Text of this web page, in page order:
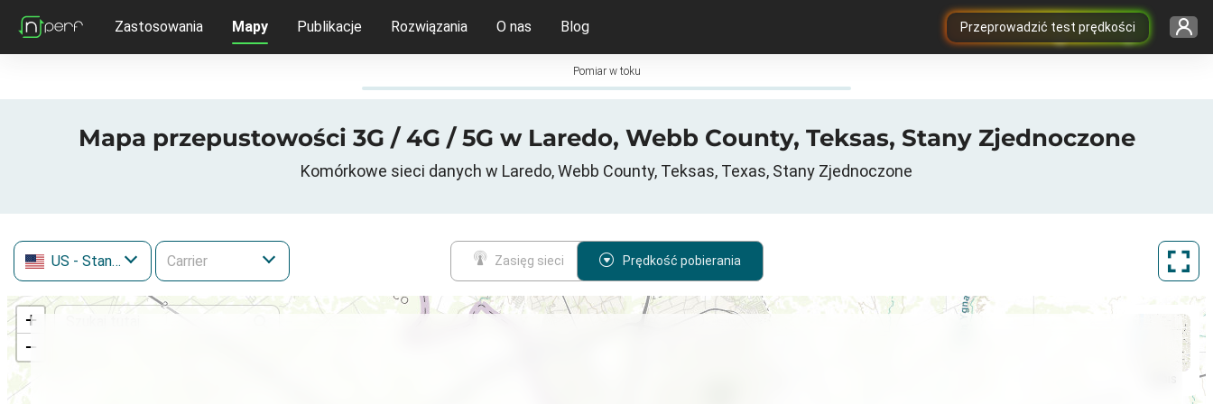
Przeprowadzić test prędkości
Zastosowania Mapy Publikacje Rozwiązania O nas Blog
Pomiar w toku
Mapa przepustowości 3G / 4G / 5G w Laredo, Webb County, Teksas, Stany Zjednoczone
Komórkowe sieci danych w Laredo, Webb County, Teksas, Texas, Stany Zjednoczone
US - Stany Zjednoczone Zasięg sieci Prędkość pobierania
+
−